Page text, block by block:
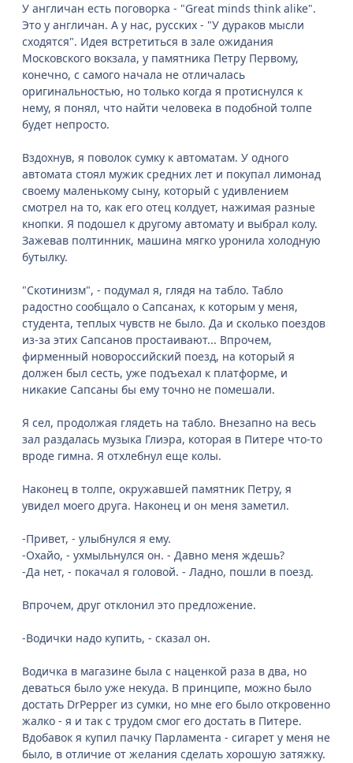
У англичан есть поговорка - "Great minds think alike".
Это у англичан. А у нас, русских - "У дураков мысли
сходятся". Идея встретиться в зале ожидания
Московского вокзала, у памятника Петру Первому,
конечно, с самого начала не отличалась
оригинальностью, но только когда я протиснулся к
нему, я понял, что найти человека в подобной толпе
будет непросто.
Вздохнув, я поволок сумку к автоматам. У одного
автомата стоял мужик средних лет и покупал лимонад
своему маленькому сыну, который с удивлением
смотрел на то, как его отец колдует, нажимая разные
кнопки. Я подошел к другому автомату и выбрал колу.
Зажевав полтинник, машина мягко уронила холодную
бутылку.
"Скотинизм", - подумал я, глядя на табло. Табло
радостно сообщало о Сапсанах, к которым у меня,
студента, теплых чувств не было. Да и сколько поездов
из-за этих Сапсанов простаивают... Впрочем,
фирменный новороссийский поезд, на который я
должен был сесть, уже подъехал к платформе, и
никакие Сапсаны бы ему точно не помешали.
Я сел, продолжая глядеть на табло. Внезапно на весь
зал раздалась музыка Глиэра, которая в Питере что-то
вроде гимна. Я отхлебнул еще колы.
Наконец в толпе, окружавшей памятник Петру, я
увидел моего друга. Наконец и он меня заметил.
-Привет, - улыбнулся я ему.
-Охайо, - ухмыльнулся он. - Давно меня ждешь?
-Да нет, - покачал я головой. - Ладно, пошли в поезд.
Впрочем, друг отклонил это предложение.
-Водички надо купить, - сказал он.
Водичка в магазине была с наценкой раза в два, но
деваться было уже некуда. В принципе, можно было
достать DrPepper из сумки, но мне его было откровенно
жалко - я и так с трудом смог его достать в Питере.
Вдобавок я купил пачку Парламента - сигарет у меня не
было, в отличие от желания сделать хорошую затяжку.